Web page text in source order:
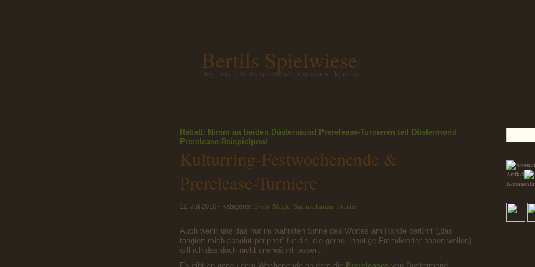
Bertils Spielwiese
blog was ist bertils spielwiese? impressum kein shop
Rabatt: Nimm an beiden Düstermond Prerelease-Turnieren teil
Düstermond
Prerelease-Beispielpool
Kulturring-Festwochenende &
Prerelease-Turniere
12. Juli 2016 - Kategorie: Event Magic Sammelkarten Turnier
Auch wenn uns das nur im wahrsten Sinne des Wortes am Rande berührt („das
tangiert mich absolut peripher“ für die, die gerne unnötige Fremdwörter haben wollen)
will ich das doch nicht unerwähnt lassen:
Artikel